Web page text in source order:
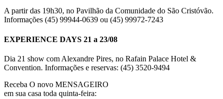
A partir das 19h30, no Pavilhão da Comunidade do São Cristóvão.
Informações (45) 99944-0639 ou (45) 99972-7243
EXPERIENCE DAYS 21 a 23/08
Dia 21 show com Alexandre Pires, no Rafain Palace Hotel &
Convention. Informações e reservas: (45) 3520-9494
Receba O novo MENSAGEIRO
em sua casa toda quinta-feira: